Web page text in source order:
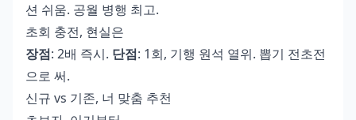
션 쉬움. 공월 병행 최고.
초회 충전, 현실은
장점: 2배 즉시. 단점: 1회, 기행 원석 열위. 뽑기 전초전
으로 써.
신규 vs 기존, 너 맞춤 추천